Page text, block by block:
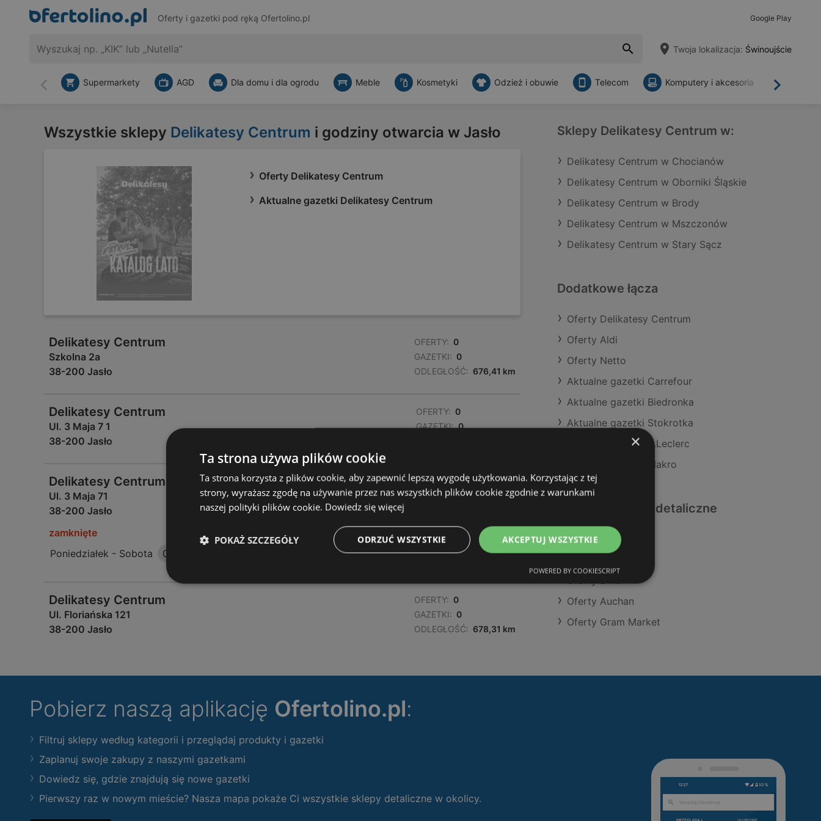
Oferty i gazetki pod ręką Ofertolino.pl Google Play
Twoja lokalizacja: Świnoujście
Wstecz Dalej
Supermarkety AGD Dla domu i dla ogrodu Meble Kosmetyki Odzież i obuwie Telecom Komputery i akcesoria
Wszystkie sklepy Delikatesy Centrum i godziny otwarcia w Jasło
Oferty Delikatesy Centrum
Aktualne gazetki Delikatesy Centrum
Delikatesy Centrum
Szkolna 2a
38-200 Jasło
OFERTY: 0
GAZETKI: 0
ODLEGŁOŚĆ: 676,41 km
Delikatesy Centrum
Ul. 3 Maja 7 1
38-200 Jasło
OFERTY: 0
GAZETKI: 0
Delikatesy Centrum
Ul. 3 Maja 71
38-200 Jasło
OFERTY: 0
GAZETKI: 0
zamknięte
Poniedziałek - Sobota
06:00
Delikatesy Centrum
Ul. Floriańska 121
38-200 Jasło
OFERTY: 0
GAZETKI: 0
ODLEGŁOŚĆ: 678,31 km
Sklepy Delikatesy Centrum w:
Delikatesy Centrum w Chocianów
Delikatesy Centrum w Oborniki Śląskie
Delikatesy Centrum w Brody
Delikatesy Centrum w Mszczonów
Delikatesy Centrum w Stary Sącz
Dodatkowe łącza
Oferty Delikatesy Centrum
Oferty Aldi
Oferty Netto
Aktualne gazetki Carrefour
Aktualne gazetki Biedronka
Aktualne gazetki Stokrotka
Aktualne gazetki E.Leclerc
Aktualne gazetki Makro
Podobne sklepy detaliczne
Oferty Lidl
Oferty Dino
Oferty Auchan
Oferty Gram Market
Pobierz naszą aplikację Ofertolino.pl:
Filtruj sklepy według kategorii i przeglądaj produkty i gazetki
Zaplanuj swoje zakupy z naszymi gazetkami
Dowiedz się, gdzie znajdują się nowe gazetki
Pierwszy raz w nowym mieście? Nasza mapa pokaże Ci wszystkie sklepy detaliczne w okolicy.
×
Ta strona używa plików cookie
Ta strona korzysta z plików cookie, aby zapewnić lepszą wygodę użytkowania. Korzystając z tej
strony, wyrażasz zgodę na używanie przez nas wszystkich plików cookie zgodnie z warunkami
naszej polityki plików cookie. Dowiedz się więcej
AKCEPTUJ WSZYSTKIE
ODRZUĆ WSZYSTKIE
POKAŻ SZCZEGÓŁY
POWERED BY COOKIESCRIPT